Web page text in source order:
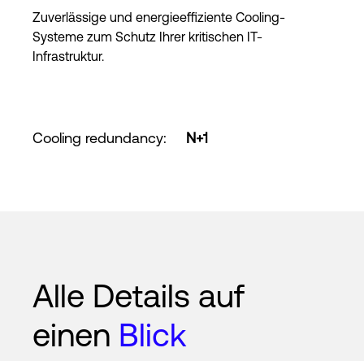
Zuverlässige und energieeffiziente Cooling-
Systeme zum Schutz Ihrer kritischen IT-
Infrastruktur.
Cooling redundancy: N+1
Alle Details auf
einen Blick